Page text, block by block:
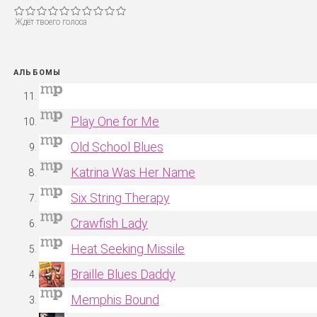
Ждёт твоего голоса
АЛЬБОМЫ
Play One for Me
Old School Blues
Katrina Was Her Name
Six String Therapy
Crawfish Lady
Heat Seeking Missile
Braille Blues Daddy
Memphis Bound